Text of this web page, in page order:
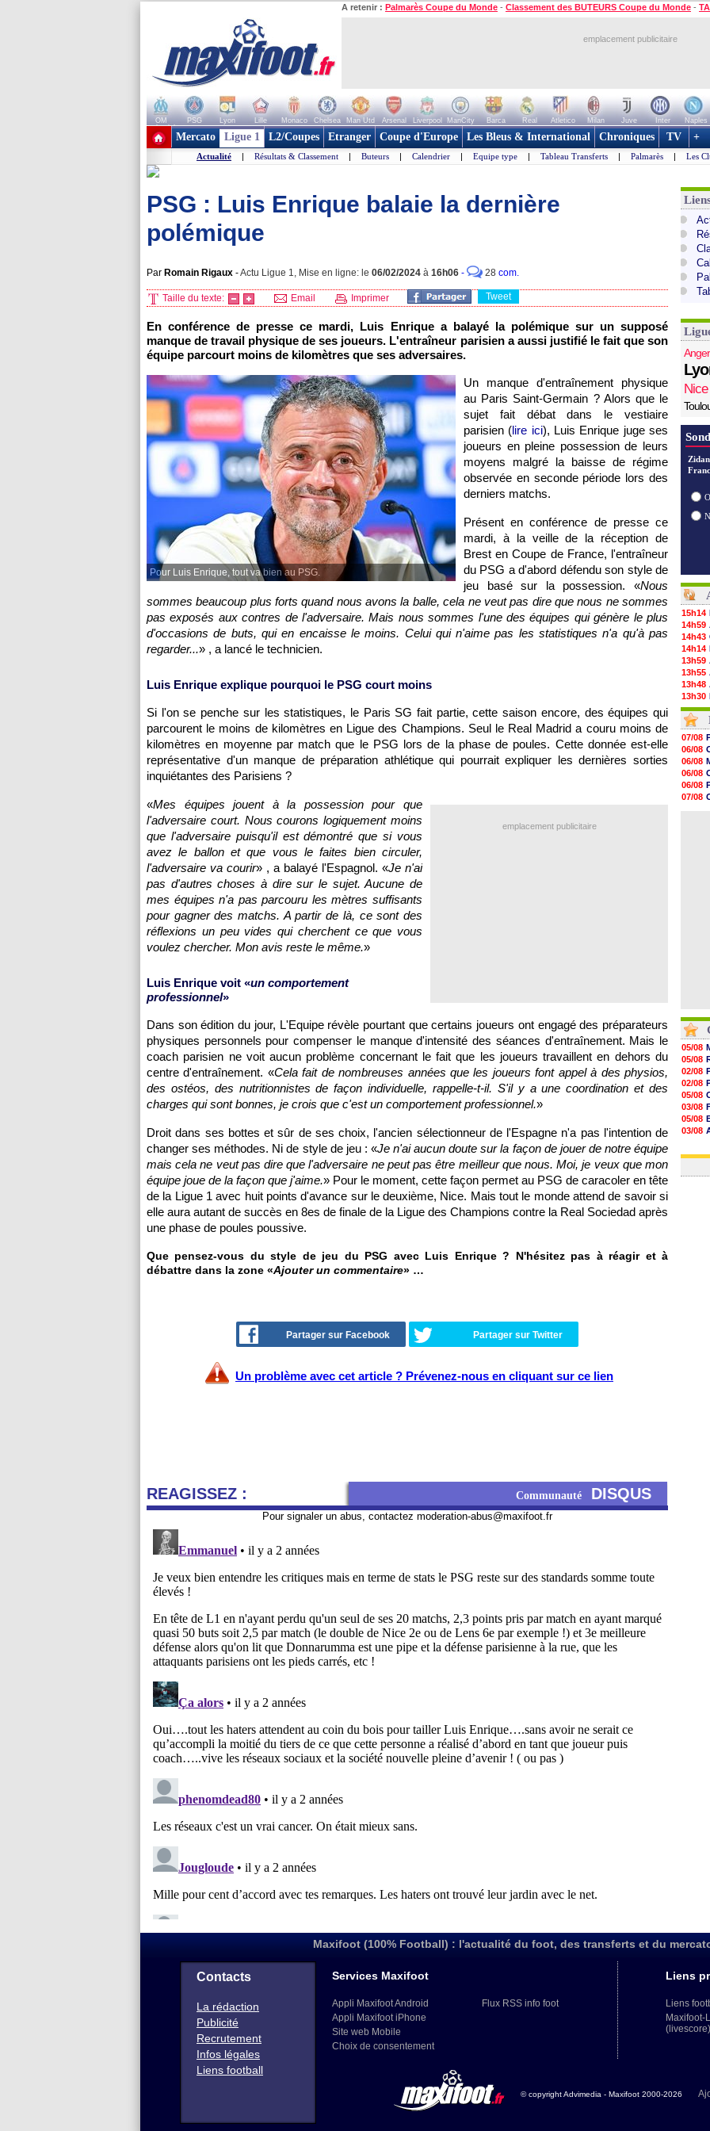
A retenir : Palmarès Coupe du Monde - Classement des BUTEURS Coupe du Monde -
emplacement publicitaire
OM PSG Lyon Lille Monaco Chelsea Man Utd Arsenal Liverpool ManCity Barca Real Atletico Milan Juve Inter Naples
+ de clubs
Mercato Ligue 1 L2/Coupes Etranger Coupe d'Europe Les Bleus & International Chroniques TV +
Actualité | Résultats & Classement | Buteurs | Calendrier | Equipe type | Tableau Transferts | Palmarès | Les
PSG : Luis Enrique balaie la dernière
polémique
Par Romain Rigaux -Actu Ligue 1, Mise en ligne: le 06/02/2024 à 16h06 - 28 com.
Taille du texte: Email Imprimer Tweet
En conférence de presse ce mardi, Luis Enrique a balayé la polémique sur un supposé
manque de travail physique de ses joueurs. L'entraîneur parisien a aussi justifié le fait que son
équipe parcourt moins de kilomètres que ses adversaires.
Pour Luis Enrique, tout va bien au PSG.
Un manque d'entraînement physique
au Paris Saint-Germain ? Alors que le
sujet fait débat dans le vestiaire
parisien (lire ici), Luis Enrique juge ses
joueurs en pleine possession de leurs
moyens malgré la baisse de régime
observée en seconde période lors des
derniers matchs.
Présent en conférence de presse ce
mardi, à la veille de la réception de
Brest en Coupe de France, l'entraîneur
du PSG a d'abord défendu son style de
jeu basé sur la possession. «Nous
sommes beaucoup plus forts quand nous avons la balle, cela ne veut pas dire que nous ne sommes
pas exposés aux contres de l'adversaire. Mais nous sommes l'une des équipes qui génère le plus
d'occasions de buts, qui en encaisse le moins. Celui qui n'aime pas les statistiques n'a qu'à pas
regarder...» , a lancé le technicien.
Luis Enrique explique pourquoi le PSG court moins
Si l'on se penche sur les statistiques, le Paris SG fait partie, cette saison encore, des équipes qui
parcourent le moins de kilomètres en Ligue des Champions. Seul le Real Madrid a couru moins de
kilomètres en moyenne par match que le PSG lors de la phase de poules. Cette donnée est-elle
représentative d'un manque de préparation athlétique qui pourrait expliquer les dernières sorties
inquiétantes des Parisiens ?
emplacement publicitaire
«Mes équipes jouent à la possession pour que
l'adversaire court. Nous courons logiquement moins
que l'adversaire puisqu'il est démontré que si vous
avez le ballon et que vous le faites bien circuler,
l'adversaire va courir» , a balayé l'Espagnol. «Je n'ai
pas d'autres choses à dire sur le sujet. Aucune de
mes équipes n'a pas parcouru les mètres suffisants
pour gagner des matchs. A partir de là, ce sont des
réflexions un peu vides qui cherchent ce que vous
voulez chercher. Mon avis reste le même.»
Luis Enrique voit «un comportement
professionnel»
Dans son édition du jour, L'Equipe révèle pourtant que certains joueurs ont engagé des préparateurs
physiques personnels pour compenser le manque d'intensité des séances d'entraînement. Mais le
coach parisien ne voit aucun problème concernant le fait que les joueurs travaillent en dehors du
centre d'entraînement. «Cela fait de nombreuses années que les joueurs font appel à des physios,
des ostéos, des nutritionnistes de façon individuelle, rappelle-t-il. S'il y a une coordination et des
charges qui sont bonnes, je crois que c'est un comportement professionnel.»
Droit dans ses bottes et sûr de ses choix, l'ancien sélectionneur de l'Espagne n'a pas l'intention de
changer ses méthodes. Ni de style de jeu : «Je n'ai aucun doute sur la façon de jouer de notre équipe
mais cela ne veut pas dire que l'adversaire ne peut pas être meilleur que nous. Moi, je veux que mon
équipe joue de la façon que j'aime.» Pour le moment, cette façon permet au PSG de caracoler en tête
de la Ligue 1 avec huit points d'avance sur le deuxième, Nice. Mais tout le monde attend de savoir si
elle aura autant de succès en 8es de finale de la Ligue des Champions contre la Real Sociedad après
une phase de poules poussive.
Que pensez-vous du style de jeu du PSG avec Luis Enrique ? N'hésitez pas à réagir et à
débattre dans la zone «Ajouter un commentaire» …
Partager sur Facebook Partager sur Twitter
Un problème avec cet article ? Prévenez-nous en cliquant sur ce lien
REAGISSEZ : Communauté DISQUS
Pour signaler un abus, contactez moderation-abus@maxifoot.fr
Nice
15h14
14h59
14h43
14h14
13h59
13h55
13h48
13h30
12h49
12h22
12h00
11h46
11h20
10h49
10h32
10h10
09h49
07/08
06/08
06/08
06/08
06/08
07/08
05/08
05/08
02/08
02/08
05/08
03/08
05/08
03/08
03/08
Maxifoot (100% Football) : l'actualité du foot, des transferts et du
Contacts
La rédaction
Publicité
Recrutement
Infos légales
Liens football
Services Maxifoot
Appli Maxifoot Android
Appli Maxifoot iPhone
Site web Mobile
Choix de consentement
Flux RSS info foot
Liens
Liens
Maxifoot-
(livescore)
© copyright Advimedia - Maxifoot 2000-2026